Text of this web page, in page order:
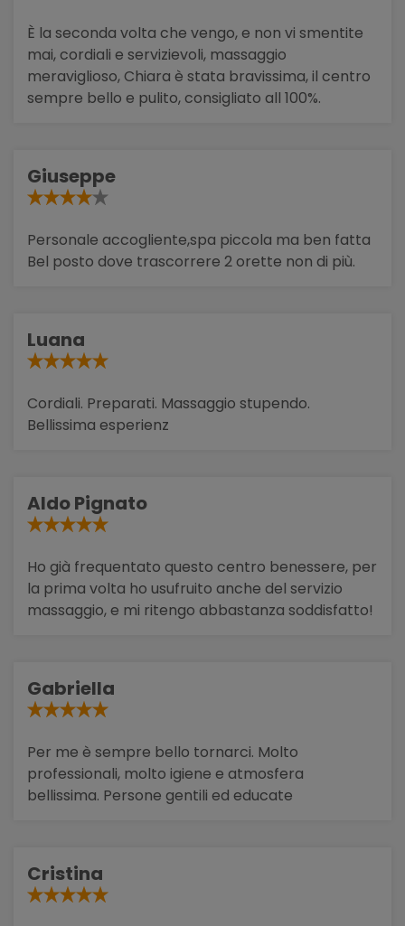
È la seconda volta che vengo, e non vi smentite
mai, cordiali e servizievoli, massaggio
meraviglioso, Chiara è stata bravissima, il centro
sempre bello e pulito, consigliato all 100%.
Giuseppe
Personale accogliente,spa piccola ma ben fatta
Bel posto dove trascorrere 2 orette non di più.
Luana
Cordiali. Preparati. Massaggio stupendo.
Bellissima esperienz
Aldo Pignato
Ho già frequentato questo centro benessere, per
la prima volta ho usufruito anche del servizio
massaggio, e mi ritengo abbastanza soddisfatto!
Gabriella
Per me è sempre bello tornarci. Molto
professionali, molto igiene e atmosfera
bellissima. Persone gentili ed educate
Cristina